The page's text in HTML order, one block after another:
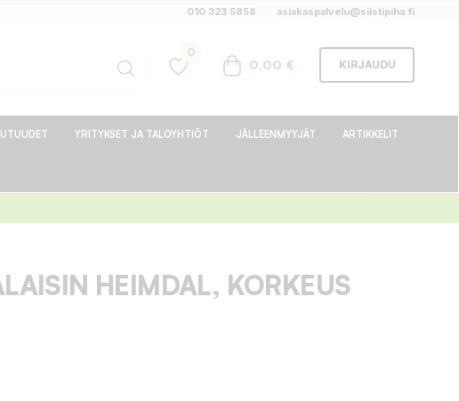
010 323 5858 asiakaspalvelu@siistipiha.fi
0
0,00 € KIRJAUDU
YRITYKSET JA TALOYHTIÖT JÄLLEENMYYJÄT ARTIKKELIT
HEIMDAL, KORKEUS